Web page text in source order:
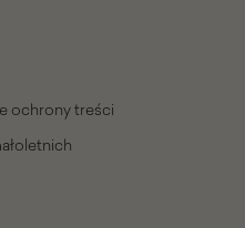
ochrony treści